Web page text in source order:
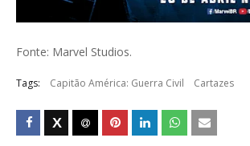
Fonte: Marvel Studios.
Tags: Capitão América: Guerra Civil Cartazes